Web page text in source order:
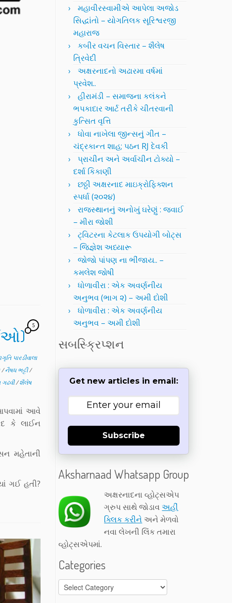
5
પારડીવાલા
/નૈષધ ભટ્ટી/
ગઢવી/શૈલેષ
આવે
કે લાઈન
મહેતાની
ગઈ હતી?
મહાવીરસ્વામીએ આપેલા અજોડ
સિદ્ધાંતો – યોગતિલક સૂરિશ્વરજી
મહારાજ
કબીર વચન વિસ્તાર – શૈલેષ
ત્રિવેદી
અક્ષરનાદનો અઢારમા વર્ષમાં
પ્રવેશ..
હીરામંડી – સમાજના કલંકને
ભપકાદાર આર્ટ તરીકે ચીતરવાની
કુત્સિત વૃત્તિ
ધોવા નાખેલા જીન્સનું ગીત –
ચંદ્રકાન્ત શાહ; પઠન RJ દેવકી
પ્રાચીન અને અર્વાચીન ટોક્યો –
દર્શા કિકાણી
છઠ્ઠી અક્ષરનાદ માઇક્રોફિક્શન
સ્પર્ધા (૨૦૨૪)
રાજસ્થાનનું અનોખું ઘરેણું : જવાઈ
– મીરા જોશી
ટ્વિટરના કેટલાક ઉપયોગી બોટ્સ
– જિજ્ઞેશ અધ્યારૂ
જોજો પાંપણ ના ભીંજાય.. –
કમલેશ જોષી
ધોળાવીરા : એક અવર્ણનીય
અનુભવ (ભાગ ૨) – અમી દોશી
ધોળાવીરા : એક અવર્ણનીય
અનુભવ – અમી દોશી
સબસ્ક્રિપ્શન
Get new articles in email:
Subscribe
Aksharnaad Whatsapp Group
અક્ષરનાદના વ્હોટ્સએપ
ગ્રુપ સાથે જોડાવઅહીં
ક્લિક કરીને અને મેળવો
નવા લેખની લિંક તમારા
વ્હોટ્સએપમાં.
Categories
Categories